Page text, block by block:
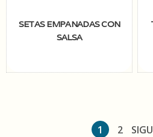
SETAS EMPANADAS CON
SALSA
1 2